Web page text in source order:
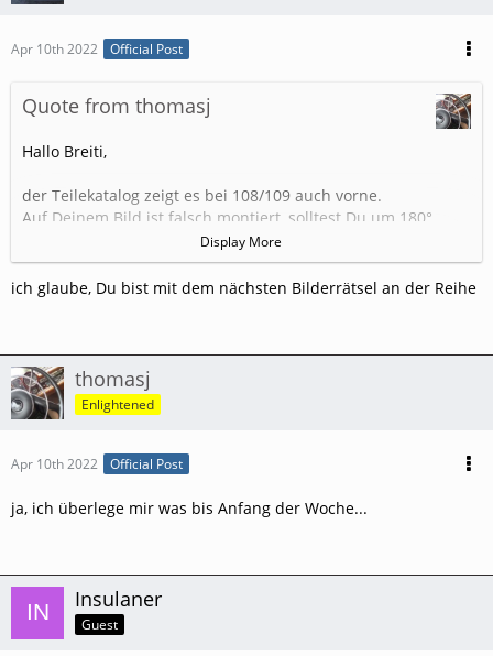
Apr 10th 2022 Official Post
Quote from thomasj
Hallo Breiti,
der Teilekatalog zeigt es bei 108/109 auch vorne.
Auf Deinem Bild ist falsch montiert, solltest Du um 180°
drehen. Sorgt für Distanz zwischen Chromleiste und Lack.
108/109: Pro Fahrertür 5 Stück, pro Fondtür 6 Stück
Display More
ich glaube, Du bist mit dem nächsten Bilderrätsel an der Reihe
thomasj
Enlightened
Apr 10th 2022 Official Post
ja, ich überlege mir was bis Anfang der Woche...
Insulaner
Guest